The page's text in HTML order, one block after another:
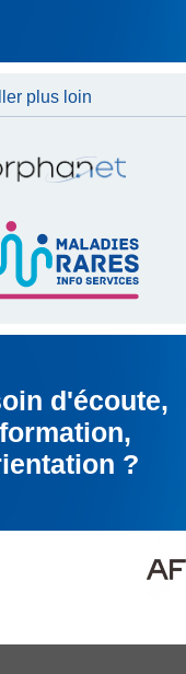
plus loin
d'écoute,
?